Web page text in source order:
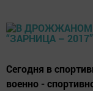
Сегодня в
военно -